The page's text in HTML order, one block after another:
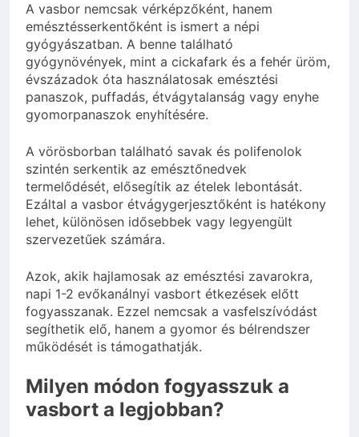
A vasbor nemcsak vérképzőként, hanem
emésztésserkentőként is ismert a népi
gyógyászatban. A benne található
gyógynövények, mint a cickafark és a fehér üröm,
évszázadok óta használatosak emésztési
panaszok, puffadás, étvágytalanság vagy enyhe
gyomorpanaszok enyhítésére.
A vörösborban található savak és polifenolok
szintén serkentik az emésztőnedvek
termelődését, elősegítik az ételek lebontását.
Ezáltal a vasbor étvágygerjesztőként is hatékony
lehet, különösen idősebbek vagy legyengült
szervezetűek számára.
Azok, akik hajlamosak az emésztési zavarokra,
napi 1-2 evőkanálnyi vasbort étkezések előtt
fogyasszanak. Ezzel nemcsak a vasfelszívódást
segíthetik elő, hanem a gyomor és bélrendszer
működését is támogathatják.
Milyen módon fogyasszuk a
vasbort a legjobban?